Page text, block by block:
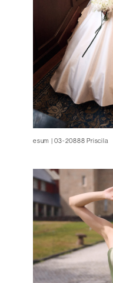
esum | 03-20888 Priscila